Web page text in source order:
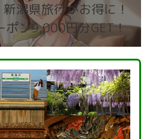
潟県旅行がお得に！
ポン9,000円分GET！